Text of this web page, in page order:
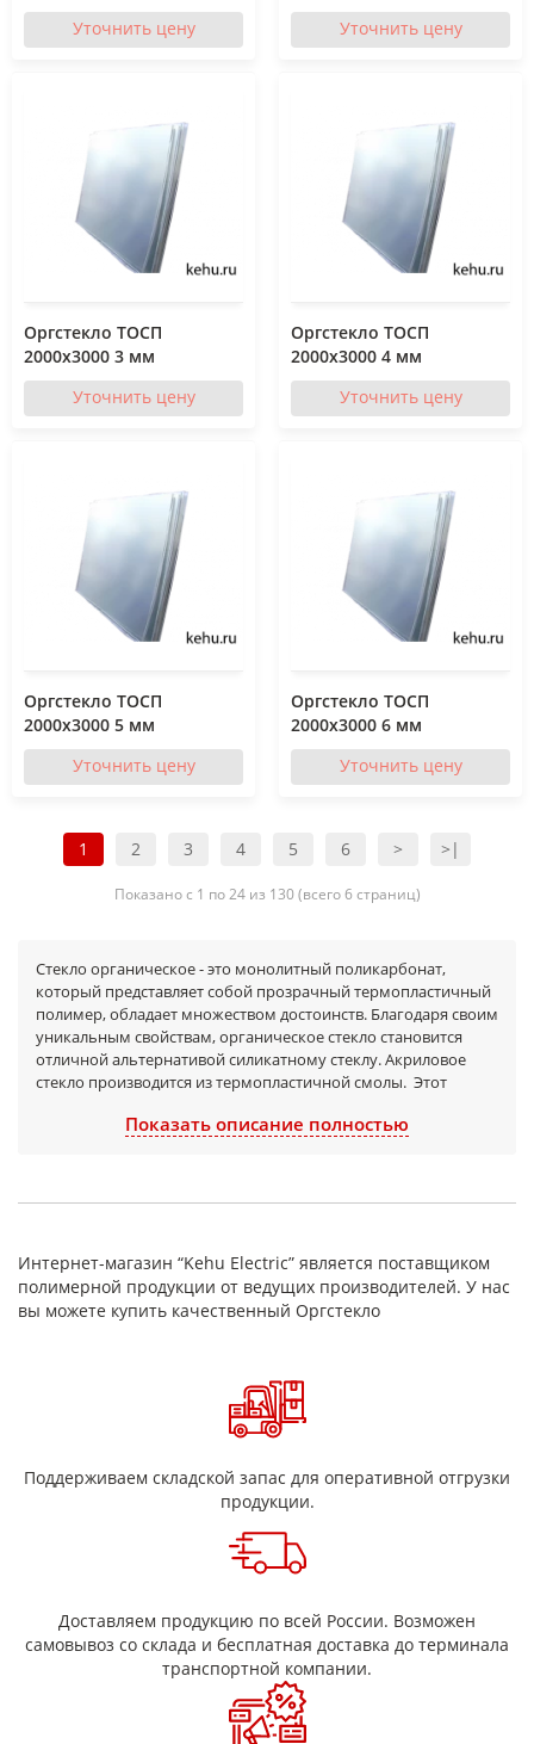
Уточнить цену
Уточнить цену
Оргстекло ТОСП
2000x3000 3 мм
Уточнить цену
Оргстекло ТОСП
2000x3000 4 мм
Уточнить цену
Оргстекло ТОСП
2000x3000 5 мм
Уточнить цену
Оргстекло ТОСП
2000x3000 6 мм
Уточнить цену
1 2 3 4 5 6 > >|
Показано с 1 по 24 из 130 (всего 6 страниц)
Стекло органическое - это монолитный поликарбонат,
который представляет собой прозрачный термопластичный
полимер, обладает множеством достоинств. Благодаря своим
уникальным свойствам, органическое стекло становится
отличной альтернативой силикатному стеклу. Акриловое
стекло производится из термопластичной смолы. Этот
визуально легкую конструкцию с возможностью сложной
Преимущества оргстекла
Оргстекло прозрачное имеет высокую
светопропускную способность (до 92%)
Отличная устойчивость к воздействию химических
Легко поддается к механической обработке
Возможность использования при низких
Типы оргстекла и преимущества
Литьевое оргстекло
характеризуется высокой ударопрочностью и точными
Премиум качество
Высокая ударопрочность
Точные технические характеристики
Доступна резка под ваши размеры
Экструзионное оргстекло
Показать описание полностью
Интернет-магазин “Kehu Electric” является поставщиком
полимерной продукции от ведущих производителей. У нас
вы можете купить качественный Оргстекло
Поддерживаем складской запас для оперативной отгрузки
продукции.
Доставляем продукцию по всей России. Возможен
самовывоз со склада и бесплатная доставка до терминала
транспортной компании.